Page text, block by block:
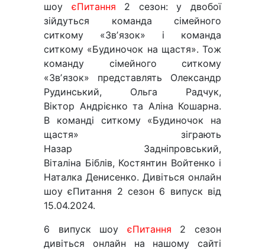
шоу єПитання 2 сезон: у двобої
зійдуться команда сімейного
ситкому «Звʼязок» і команда
ситкому «Будиночок на щастя». Тож
команду сімейного ситкому
«Звʼязок» представлять Олександр
Рудинський, Ольга Радчук,
Віктор Андрієнко та Аліна Кошарна.
В команді ситкому «Будиночок на
щастя» зіграють
Назар Задніпровський,
Віталіна Біблів, Костянтин Войтенко і
Наталка Денисенко. Дивіться онлайн
шоу єПитання 2 сезон 6 випуск від
15.04.2024.
6 випуск шоу єПитання 2 сезон
дивіться онлайн на нашому сайті